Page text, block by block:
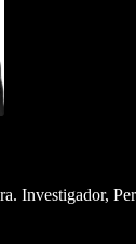
Investigador,